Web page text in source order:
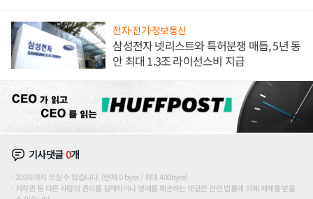
전자·전기·정보통신
삼성전자 넷리스트와 특허분쟁 매듭, 5년 동
안 최대 1.3조 라이선스비 지급
기사댓글0개
200자까지 쓰실 수 있습니다. (현재 0 byte / 최대 400byte)
저작권 등 다른 사람의 권리를 침해하거나 명예를 훼손하는 댓글은 관련 법률에 의해 제재를 받을